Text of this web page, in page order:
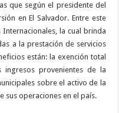
que según el presidente del
en El Salvador. Entre este
la cual brinda
a la prestación de servicios
están: la exención total
provenientes de la
sobre el activo de la
sus operaciones en el país.